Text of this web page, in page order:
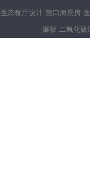
生态餐厅设计 营口海景房
爆板 二氧化硫